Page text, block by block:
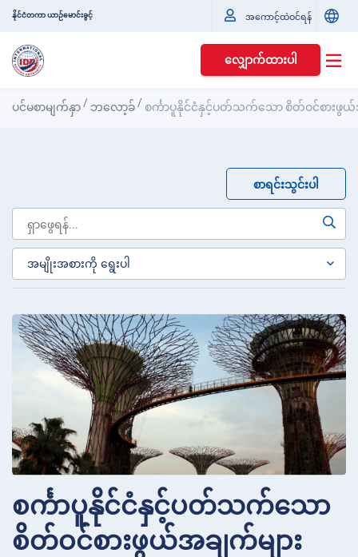
နိုင်ငံတကာ ယာဉ်မောင်းခွင့် အကောင့်ထဲဝင်ရန်
လျှောက်ထားပါ
ပင်မစာမျက်နှာ / ဘလော့ခ် / စင်္ကာပူနိုင်ငံနှင့်ပတ်သက်သော စိတ်ဝင်စားဖွယ်အ
စာရင်းသွင်းပါ
စင်္ကာပူနိုင်ငံနှင့်ပတ်သက်သော
စိတ်ဝင်စားဖွယ်အချက်များ